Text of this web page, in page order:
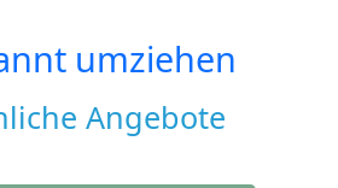
umziehen
Angebote